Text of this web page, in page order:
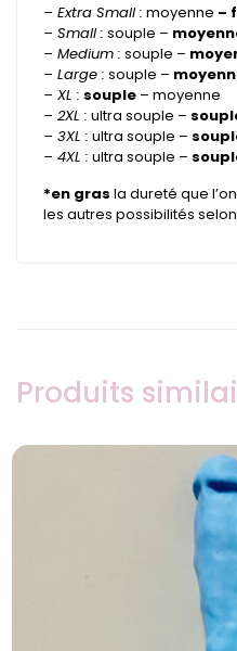
– Extra Small : moyenne –
– Small : souple –
– Medium : souple –
– Large : souple –
– XL : souple– moyenne
– 2XL : ultra souple –
– 3XL : ultra souple –
– 4XL : ultra souple –
*en gras la dureté que
les autres possibilités
Produits